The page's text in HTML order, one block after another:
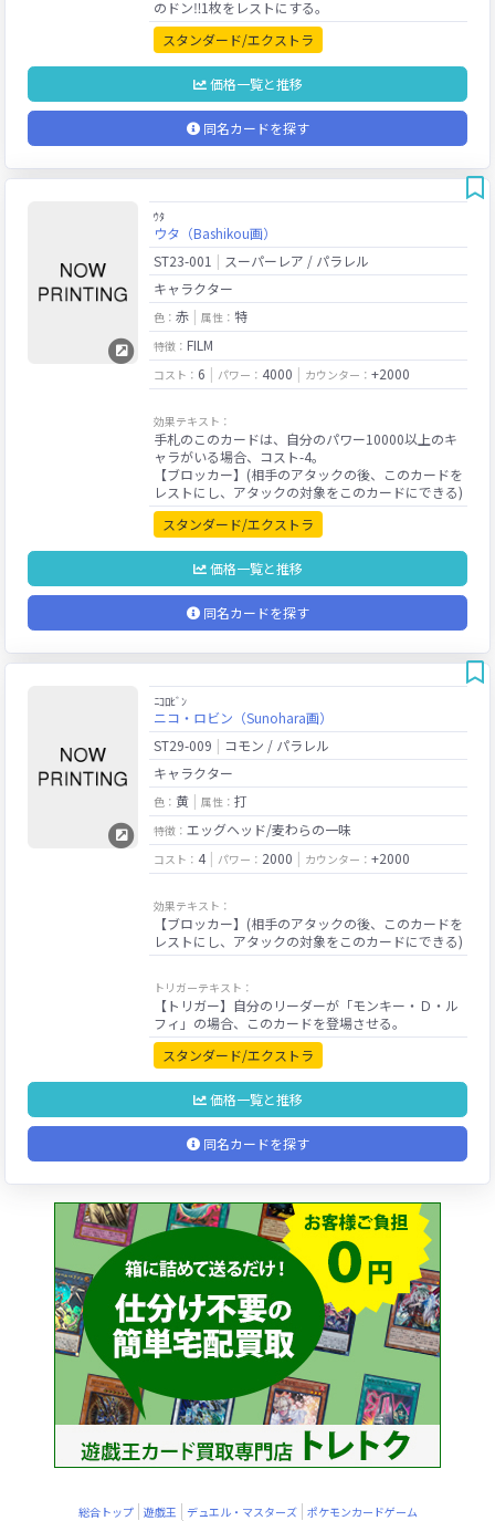
スタンダード/エクストラ
価格一覧と推移
同名カードを探す
ｳﾀ
ウタ（Bashikou画）
ST23-001
スーパーレア / パラレル
キャラクター
色： 赤 属性： 特
特徴： FILM
コスト： 6 パワー： 4000 カウンター： +2000
効果テキスト：
手札のこのカードは、自分のパワー10000以上のキ
ャラがいる場合、コスト-4。
【ブロッカー】(相手のアタックの後、このカードを
スタンダード/エクストラ
価格一覧と推移
同名カードを探す
ﾆｺﾛﾋﾞﾝ
ニコ・ロビン（Sunohara画）
ST29-009
コモン / パラレル
キャラクター
色： 黄 属性： 打
特徴： エッグヘッド/麦わらの一味
コスト： 4 パワー： 2000 カウンター： +2000
効果テキスト：
【ブロッカー】(相手のアタックの後、このカードを
トリガーテキスト：
【トリガー】自分のリーダーが「モンキー・Ｄ・ル
スタンダード/エクストラ
価格一覧と推移
同名カードを探す
総合トップ 遊戯王 デュエル・マスターズ
ポケモンカードゲーム